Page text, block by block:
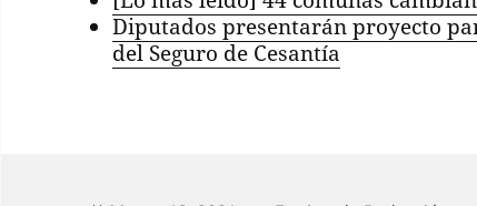
Diputados presentarán proyecto
del Seguro de Cesantía